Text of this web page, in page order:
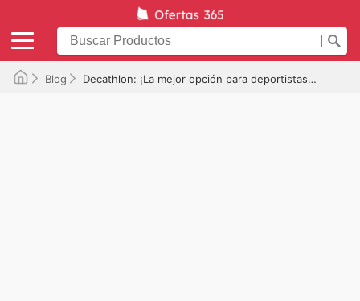
Blog Decathlon: ¡La mejor opción para deportistas de todos los niveles!